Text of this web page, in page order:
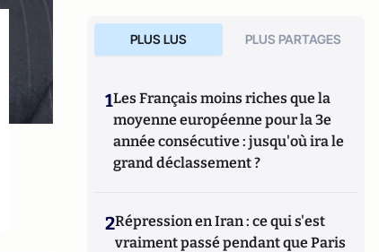
PLUS LUS PLUS PARTAGES
1Les Français moins riches que la
moyenne européenne pour la 3e
année consécutive : jusqu'où ira le
grand déclassement ?
2Répression en Iran : ce qui s'est
vraiment passé pendant que Paris